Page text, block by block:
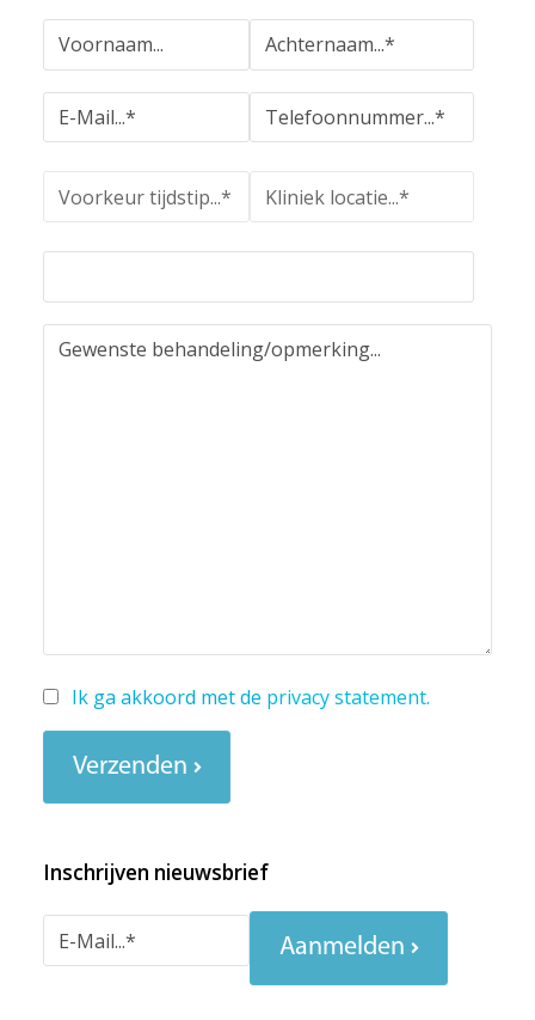
Ik ga akkoord met de privacy statement.
Verzenden
Inschrijven nieuwsbrief
Aanmelden